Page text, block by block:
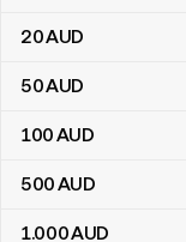
20AUD
50AUD
100AUD
500AUD
1.000AUD